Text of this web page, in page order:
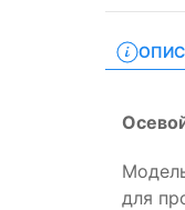
для